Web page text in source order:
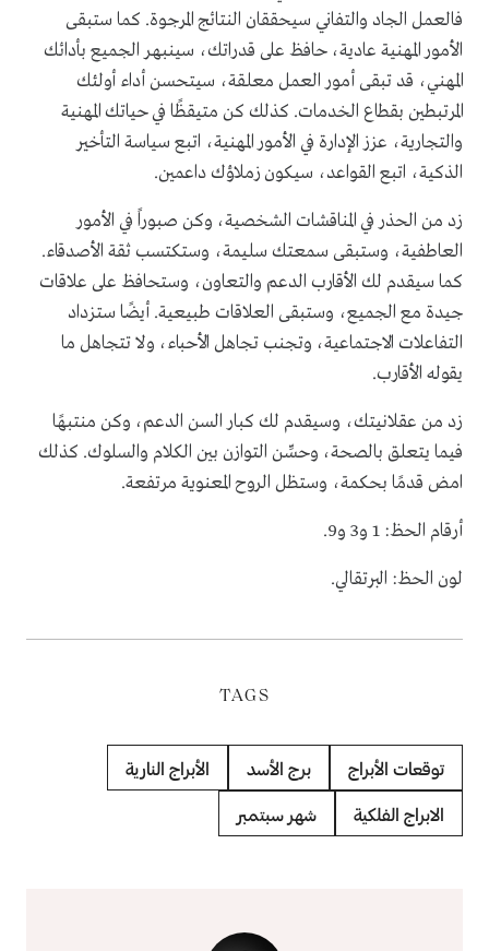
فالعمل الجاد والتفاني سيحققان النتائج المرجوة. كما ستبقى
الأمور المهنية عادية، حافظ على قدراتك، سينبهر الجميع بأدائك
المهني، قد تبقى أمور العمل معلقة، سيتحسن أداء أولئك
المرتبطين بقطاع الخدمات. كذلك كن متيقظًا في حياتك المهنية
والتجارية، عزز الإدارة في الأمور المهنية، اتبع سياسة التأخير
الذكية، اتبع القواعد، سيكون زملاؤك داعمين.
زد من الحذر في المناقشات الشخصية، وكن صبوراً في الأمور
العاطفية، وستبقى سمعتك سليمة، وستكتسب ثقة الأصدقاء.
كما سيقدم لك الأقارب الدعم والتعاون، وستحافظ على علاقات
جيدة مع الجميع، وستبقى العلاقات طبيعية. أيضًا ستزداد
التفاعلات الاجتماعية، وتجنب تجاهل الأحباء، ولا تتجاهل ما
يقوله الأقارب.
زد من عقلانيتك، وسيقدم لك كبار السن الدعم، وكن منتبهًا
فيما يتعلق بالصحة، وحسِّن التوازن بين الكلام والسلوك. كذلك
امض قدمًا بحكمة، وستظل الروح المعنوية مرتفعة.
أرقام الحظ: 1 و3 و9.
لون الحظ: البرتقالي.
TAGS
توقعات الأبراج برج الأسد الأبراج النارية
الابراج الفلكية شهر سبتمبر